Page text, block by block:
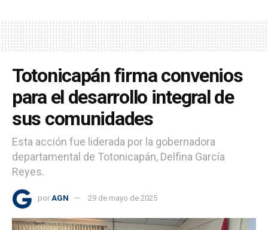
Totonicapán firma convenios
para el desarrollo integral de
sus comunidades
Esta acción fue liderada por la gobernadora
departamental de Totonicapán, Delfina García
Reyes.
por AGN 29 de mayo de 2025